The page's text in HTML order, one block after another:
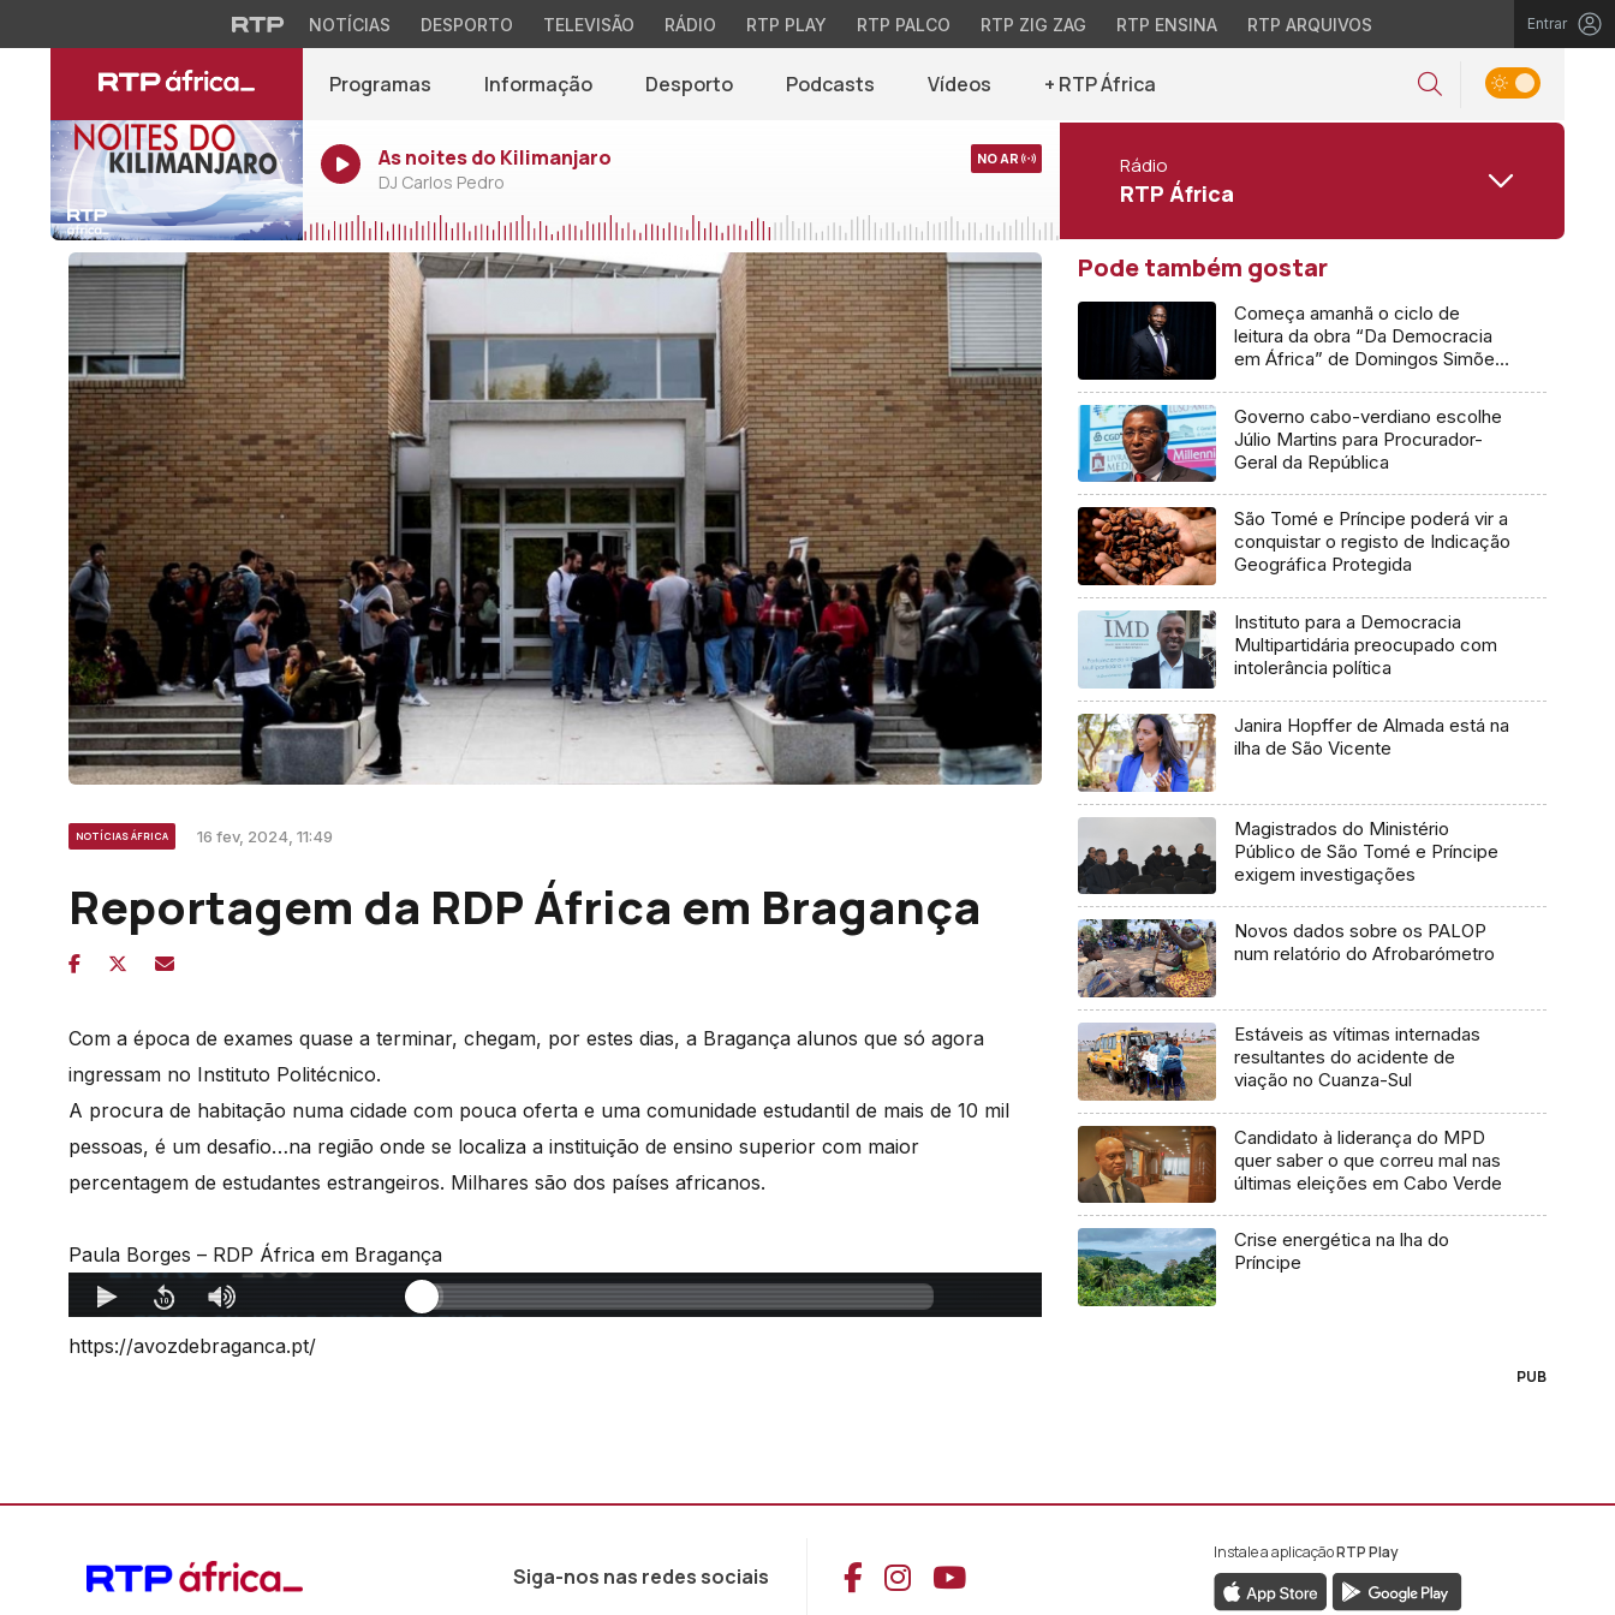
NOTÍCIAS DESPORTO TELEVISÃO RÁDIO RTP PLAY RTP PALCO RTP ZIG ZAG RTP ENSINA RTP ARQUIVOS Entrar
Programas Informação Desporto Podcasts Vídeos + RTP África
As noites do Kilimanjaro
DJ Carlos Pedro
NO AR Rádio
RTP África
NOTÍCIAS ÁFRICA 16 fev, 2024, 11:49
Reportagem da RDP África em Bragança
Com a época de exames quase a terminar, chegam, por estes dias, a Bragança alunos que só agora
ingressam no Instituto Politécnico.
A procura de habitação numa cidade com pouca oferta e uma comunidade estudantil de mais de 10 mil
pessoas, é um desafio…na região onde se localiza a instituição de ensino superior com maior
percentagem de estudantes estrangeiros. Milhares são dos países africanos.
Paula Borges – RDP África em Bragança
https://avozdebraganca.pt/
Pode também gostar
Começa amanhã o ciclo de
leitura da obra “Da Democracia
em África” de Domingos Simões
Governo cabo-verdiano escolhe
Júlio Martins para Procurador-
Geral da República
São Tomé e Príncipe poderá vir a
conquistar o registo de Indicação
Geográfica Protegida
Instituto para a Democracia
Multipartidária preocupado com
intolerância política
Janira Hopffer de Almada está na
ilha de São Vicente
Magistrados do Ministério
Público de São Tomé e Príncipe
exigem investigações
Novos dados sobre os PALOP
num relatório do Afrobarómetro
Estáveis as vítimas internadas
resultantes do acidente de
viação no Cuanza-Sul
Candidato à liderança do MPD
quer saber o que correu mal nas
últimas eleições em Cabo Verde
Crise energética na lha do
Príncipe
PUB
Siga-nos nas redes sociais Aceder ao Facebook da RTP África
Aceder ao Instagram da RTP África
Aceder ao YouTube da RTP África
Instale a aplicaçãoRTP Play